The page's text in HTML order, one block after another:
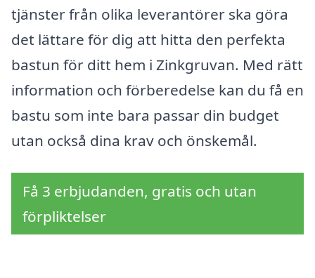
tjänster från olika leverantörer ska göra
det lättare för dig att hitta den perfekta
bastun för ditt hem i Zinkgruvan. Med rätt
information och förberedelse kan du få en
bastu som inte bara passar din budget
utan också dina krav och önskemål.
Få 3 erbjudanden, gratis och utan
förpliktelser